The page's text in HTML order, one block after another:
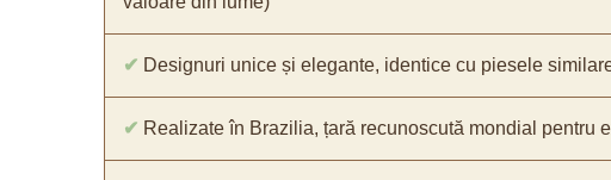
✔ Designuri unice și elegante, identice cu piesele
✔ Realizate în Brazilia, țară recunoscută mondial pentru